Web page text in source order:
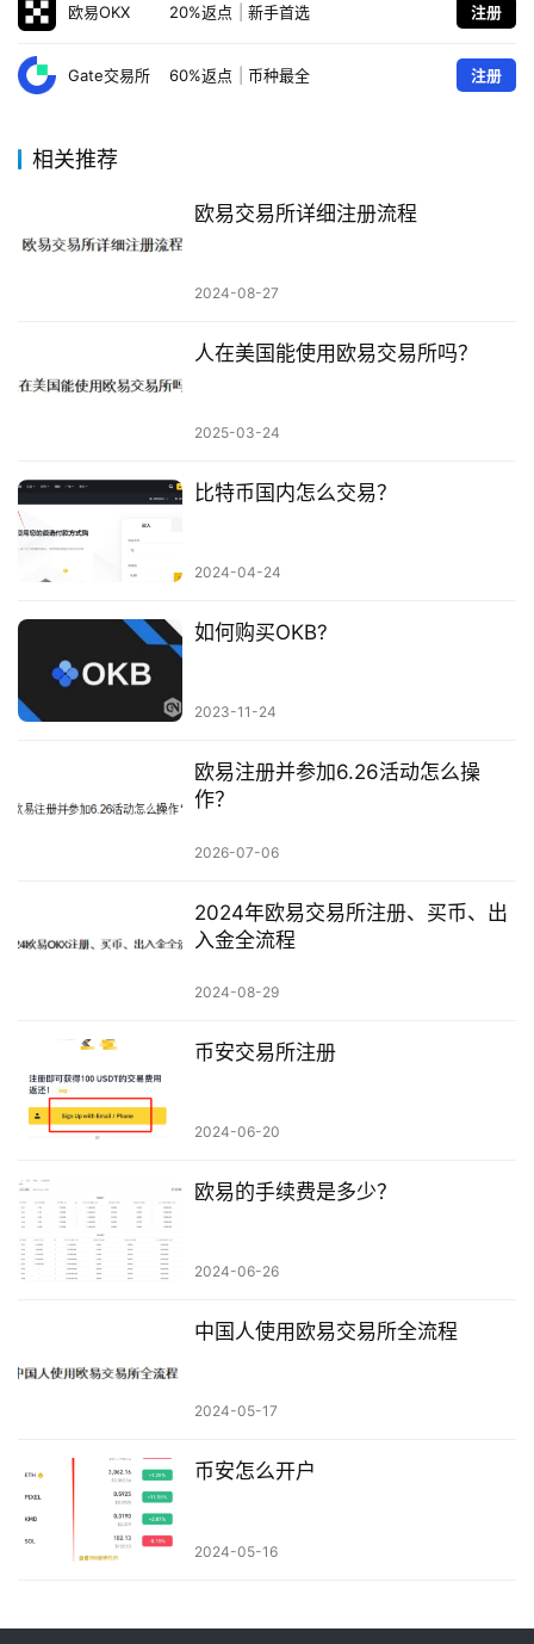
欧易OKX 20%返点 新手首选 注册
Gate交易所 60%返点 币种最全 注册
相关推荐
欧易交易所详细注册流程
2024-08-27
人在美国能使用欧易交易所吗？
2025-03-24
比特币国内怎么交易？
2024-04-24
如何购买OKB?
2023-11-24
欧易注册并参加6.26活动怎么操
作？
2026-07-06
2024年欧易交易所注册、买币、出
入金全流程
2024-08-29
币安交易所注册
2024-06-20
欧易的手续费是多少？
2024-06-26
中国人使用欧易交易所全流程
2024-05-17
币安怎么开户
2024-05-16